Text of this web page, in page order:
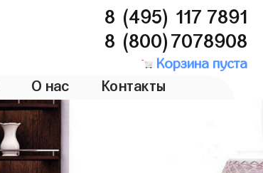
8 (495) 117 7891
8 (800)7078908
Корзина пуста
О нас Контакты